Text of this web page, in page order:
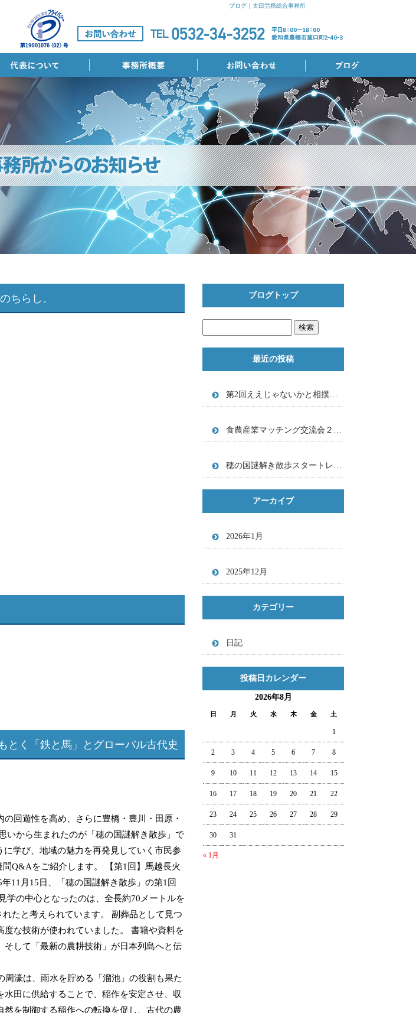
ブログ｜太田労務総合事務所
ちらし。
く「鉄と馬」とグローバル古代史
回遊性を高め、さらに豊橋・豊川・田原・
から生まれたのが「穂の国謎解き散歩」で
学び、地域の魅力を再発見していく市民参
Q&Aをご紹介します。 【第1回】馬越長火
月15日、「穂の国謎解き散歩」の第1回
学の中心となったのは、全長約70メートルを
たと考えられています。 副葬品として見つ
な技術が使われていました。 書籍や資料を
して「最新の農耕技術」が日本列島へと伝
濠は、雨水を貯める「溜池」の役割も果た
田に供給することで、稲作を安定させ、収
を制御する稲作への転換を促し、古代の農
ブログトップ
最近の投稿
第2回ええじゃないかと相撲神事の牟呂八幡宮の謎解き散歩のちらし。
食農産業マッチング交流会２０２６．２．１０
穂の国謎解き散歩スタートレポート ――前方後円墳からひもとく「鉄と馬」とグローバル古代史――
アーカイブ
2026年1月
2025年12月
カテゴリー
日記
投稿日カレンダー
2026年8月
日 月 火 水 木 金 土
« 1月
1
2 3 4 5 6 7 8
9 10 11 12 13 14 15
16 17 18 19 20 21 22
23 24 25 26 27 28 29
30 31